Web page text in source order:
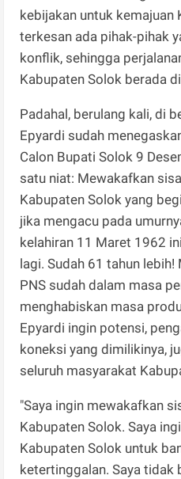
kebijakan untuk kemajuan
terkesan ada pihak-pihak
konflik, sehingga
Kabupaten Solok berada
Padahal, berulang kali, di
Epyardi sudah
Calon Bupati Solok 9
satu niat: Mewakafkan
Kabupaten Solok yang
jika mengacu pada
kelahiran 11 Maret 1962
lagi. Sudah 61 tahun
PNS sudah dalam masa
menghabiskan masa
Epyardi ingin potensi,
koneksi yang dimilikinya,
seluruh masyarakat
"Saya ingin mewakafkan
Kabupaten Solok. Saya
Kabupaten Solok untuk
ketertinggalan. Saya tidak